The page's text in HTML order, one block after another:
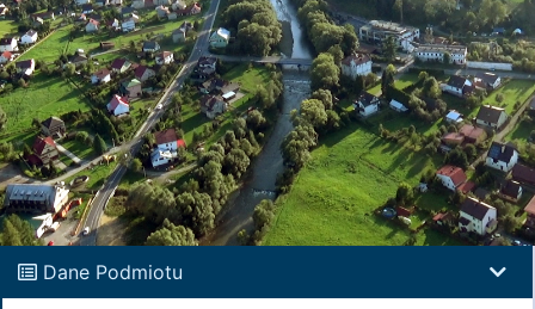
Dane Podmiotu